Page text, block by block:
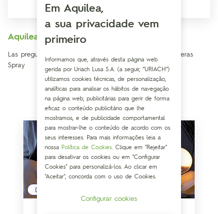
Aquilea Piernas Ligeras Spray
Las preguntas más frecuentes sobre Aquilea Piernas Ligeras
Spray
DESCANSO
Em Aquilea,
a sua privacidade vem
primeiro
Informamos que, através desta página web
gerida por Uriach Lusa S.A. (a seguir, “URIACH”)
utilizamos cookies técnicas, de personalização,
analíticas para analisar os hábitos de navegação
na página web, publicitárias para gerir de forma
eficaz o conteúdo publicitário que lhe
mostramos, e de publicidade comportamental
para mostrar-lhe o conteúdo de acordo com os
seus interesses. Para mais informações leia a
nossa Política de Cookies . Clique em "Rejeitar"
para desativar os cookies ou em "Configurar
Cookies" para personalizá-los. Ao clicar em
"Aceitar", concorda com o uso de Cookies.
Configurar cookies